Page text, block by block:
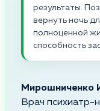
результаты.
вернуть ночь
полноценной
способность
Мирошниченко
Врач психиатр-